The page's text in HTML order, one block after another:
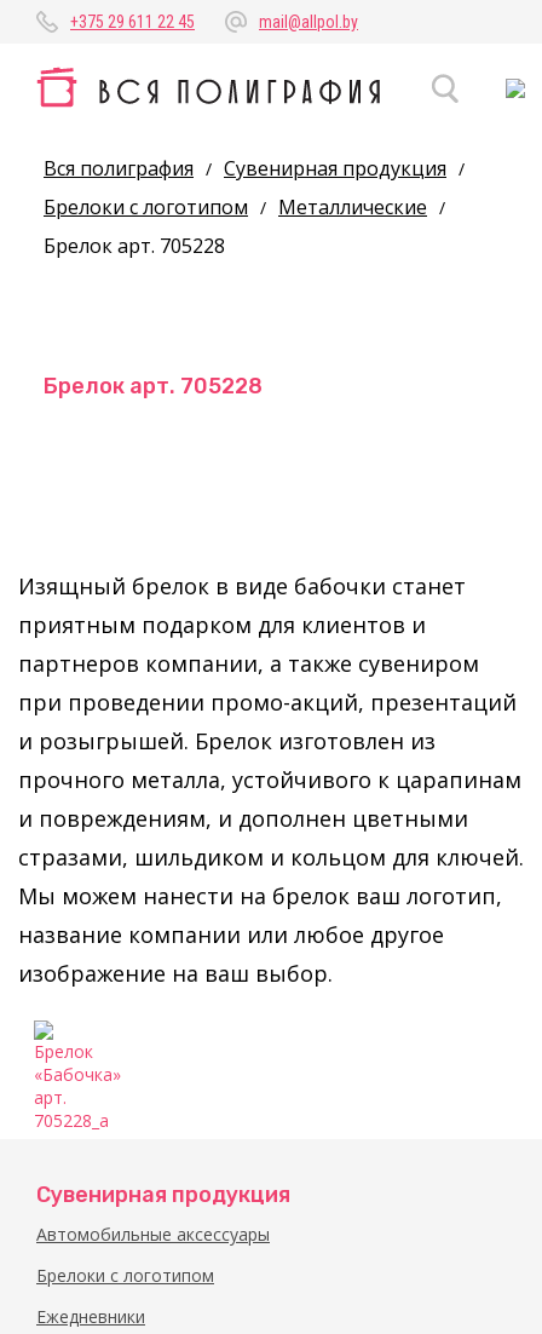
+375 29 611 22 45 mail@allpol.by
Вся полиграфия / Сувенирная продукция /
Брелоки с логотипом / Металлические /
Брелок арт. 705228
Брелок арт. 705228
Изящный брелок в виде бабочки станет
приятным подарком для клиентов и
партнеров компании, а также сувениром
при проведении промо-акций, презентаций
и розыгрышей. Брелок изготовлен из
прочного металла, устойчивого к царапинам
и повреждениям, и дополнен цветными
стразами, шильдиком и кольцом для ключей.
Мы можем нанести на брелок ваш логотип,
название компании или любое другое
изображение на ваш выбор.
«Бабочка»
арт.
705228_a
Сувенирная продукция
Автомобильные аксессуары
Брелоки с логотипом
Ежедневники